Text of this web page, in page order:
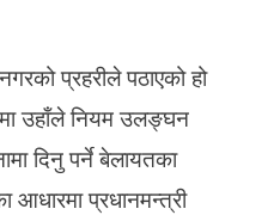
प्रहरीले पठाएको हो
उहाँले नियम उलङ्घन
दिनु पर्ने बेलायतका
आधारमा प्रधानमन्त्री